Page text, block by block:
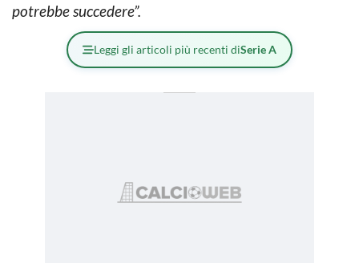
potrebbe succedere”.
Leggi gli articoli più recenti diSerie A